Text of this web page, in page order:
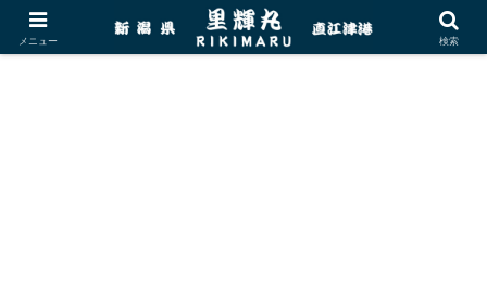
メニュー 検索